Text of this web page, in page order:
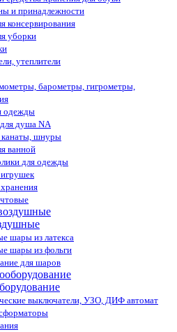
и принадлежности
консервирования
уборки
утеплители
барометры, гигрометры,
одежды
душа NA
шнуры
ванной
для одежды
шары из латекса
шары из фольги
для шаров
выключатели, УЗО, ДИФ автомат